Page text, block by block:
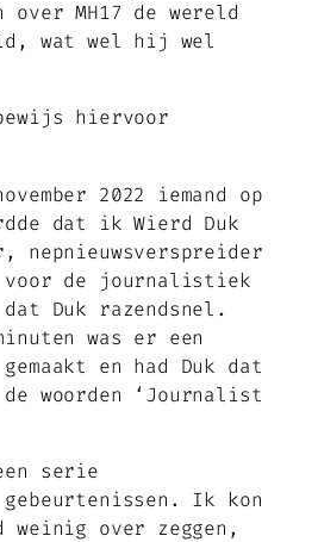
over MH17 de wereld
wat wel hij wel
hiervoor
2022 iemand op
dat ik Wierd Duk
nepnieuwsverspreider
voor de journalistiek
Duk razendsnel.
was er een
en had Duk dat
woorden ‘Journalist
serie
Ik kon
over zeggen,